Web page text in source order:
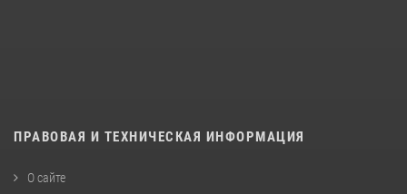
ПРАВОВАЯ И ТЕХНИЧЕСКАЯ ИНФОРМАЦИЯ
О сайте